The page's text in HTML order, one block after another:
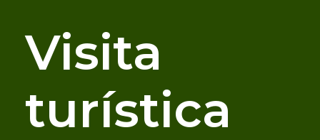
Visita
turística